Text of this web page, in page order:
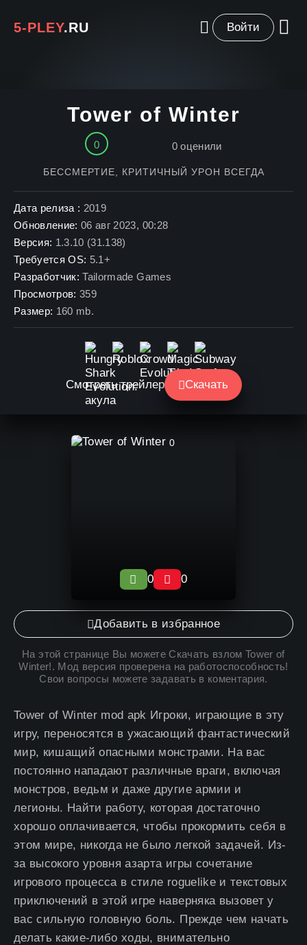
5-PLEY.RU Войти
Tower of Winter
0 0оценили
БЕССМЕРТИЕ, КРИТИЧНЫЙ УРОН ВСЕГДА
Дата релиза : 2019
Обновление: 06 авг 2023, 00:28
Версия: 1.3.10 (31.138)
Требуется OS: 5.1+
Разработчик: Tailormade Games
Просмотров: 359
Размер: 160 mb.
Смотреть трейлер Скачать
0
0 0
Добавить в избранное
На этой странице Вы можете Скачать взлом Tower of
Winter!. Мод версия проверена на работоспособность!
Свои вопросы можете задавать в коментария.
Tower of Winter mod apk Игроки, играющие в эту
игру, переносятся в ужасающий фантастический
мир, кишащий опасными монстрами. На вас
постоянно нападают различные враги, включая
монстров, ведьм и даже другие армии и
легионы. Найти работу, которая достаточно
хорошо оплачивается, чтобы прокормить себя в
этом мире, никогда не было легкой задачей. Из-
за высокого уровня азарта игры сочетание
игрового процесса в стиле roguelike и текстовых
приключений в этой игре наверняка вызовет у
вас сильную головную боль. Прежде чем начать
делать какие-либо ходы, внимательно